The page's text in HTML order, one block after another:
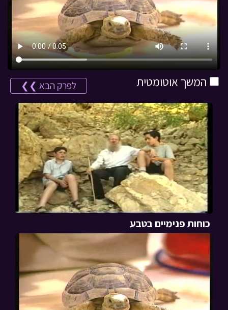
המשך אוטומטית לפרק הבא ❯❯
כוחות פנימיים בטבע